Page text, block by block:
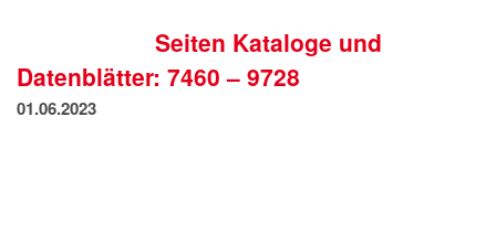
DATENSCHUTZSeiten Kataloge und
Datenblätter: 7460 – 9728
01.06.2023